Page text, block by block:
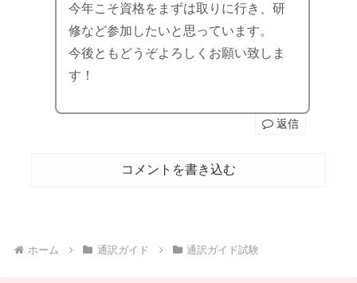
今年こそ資格をまずは取りに行き、研
修など参加したいと思っています。
今後ともどうぞよろしくお願い致しま
す！
返信
コメントを書き込む
ホーム 通訳ガイド 通訳ガイド試験